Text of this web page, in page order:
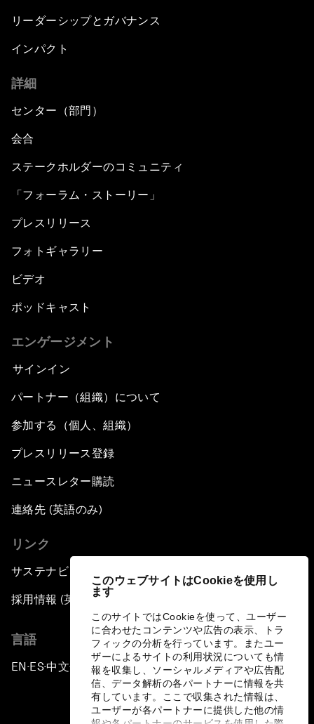
このウェブサイトはCookieを使用し
ます
このサイトではCookieを使って、ユーザー
に合わせたコンテンツや広告の表示、トラ
フィックの分析を行っています。またユー
ザーによるサイトの利用状況についても情
報を収集し、ソーシャルメディアや広告配
信、データ解析の各パートナーに情報を共
有しています。ここで収集された情報は、
ユーザーが各パートナーに提供した他の情
リーダーシップとガバナンス
インパクト
詳細
センター（部門）
会合
ステークホルダーのコミュニティ
「フォーラム・ストーリー」
プレスリリース
フォトギャラリー
ビデオ
ポッドキャスト
エンゲージメント
サインイン
パートナー（組織）について
参加する（個人、組織）
プレスリリース登録
ニュースレター購読
連絡先 (英語のみ)
リンク
サステナビリティへの取り組み
採用情報 (英語のみ)
言語
EN ▪ES▪中文▪ 日本語